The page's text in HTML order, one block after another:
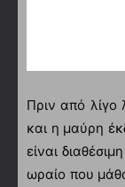
Πριν από λίγο
και η μαύρη
είναι
ωραίο που